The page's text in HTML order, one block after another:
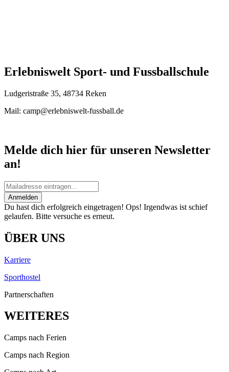
Erlebniswelt Sport- und Fussballschule
Ludgeristraße 35, 48734 Reken
Mail: camp@erlebniswelt-fussball.de
Melde dich hier für unseren Newsletter
an!
Anmelden
Du hast dich erfolgreich eingetragen! Ops! Irgendwas ist schief
gelaufen. Bitte versuche es erneut.
ÜBER UNS
Karriere
Sporthostel
Partnerschaften
WEITERES
Camps nach Ferien
Camps nach Region